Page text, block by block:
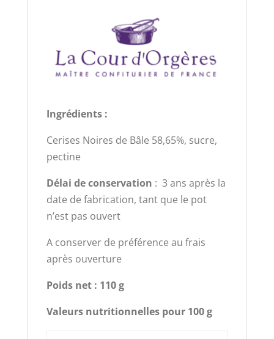
Ingrédients :
Cerises Noires de Bâle 58,65%, sucre,
pectine
Délai de conservation : 3 ans après la
date de fabrication, tant que le pot
n’est pas ouvert
A conserver de préférence au frais
après ouverture
Poids net : 110 g
Valeurs nutritionnelles pour 100 g